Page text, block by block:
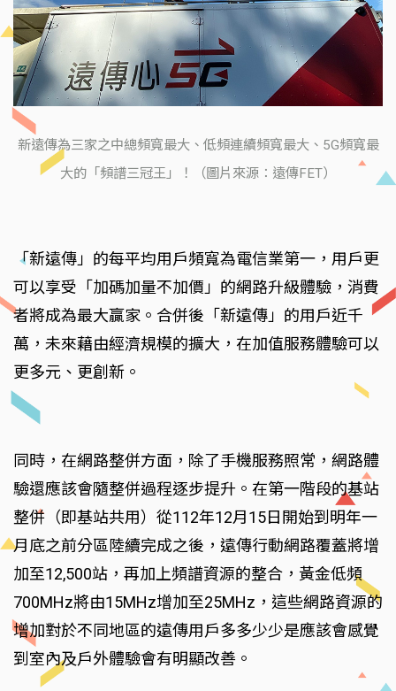
新遠傳為三家之中總頻寬最大、低頻連續頻寬最大、5G頻寬最
大的「頻譜三冠王」！（圖片來源：遠傳FET）
「新遠傳」的每平均用戶頻寬為電信業第一，用戶更
可以享受「加碼加量不加價」的網路升級體驗，消費
者將成為最大贏家。合併後「新遠傳」的用戶近千
萬，未來藉由經濟規模的擴大，在加值服務體驗可以
更多元、更創新。
同時，在網路整併方面，除了手機服務照常，網路體
驗還應該會隨整併過程逐步提升。在第一階段的基站
整併（即基站共用）從112年12月15日開始到明年一
月底之前分區陸續完成之後，遠傳行動網路覆蓋將增
加至12,500站，再加上頻譜資源的整合，黃金低頻
700MHz將由15MHz增加至25MHz，這些網路資源的
增加對於不同地區的遠傳用戶多多少少是應該會感覺
到室內及戶外體驗會有明顯改善。